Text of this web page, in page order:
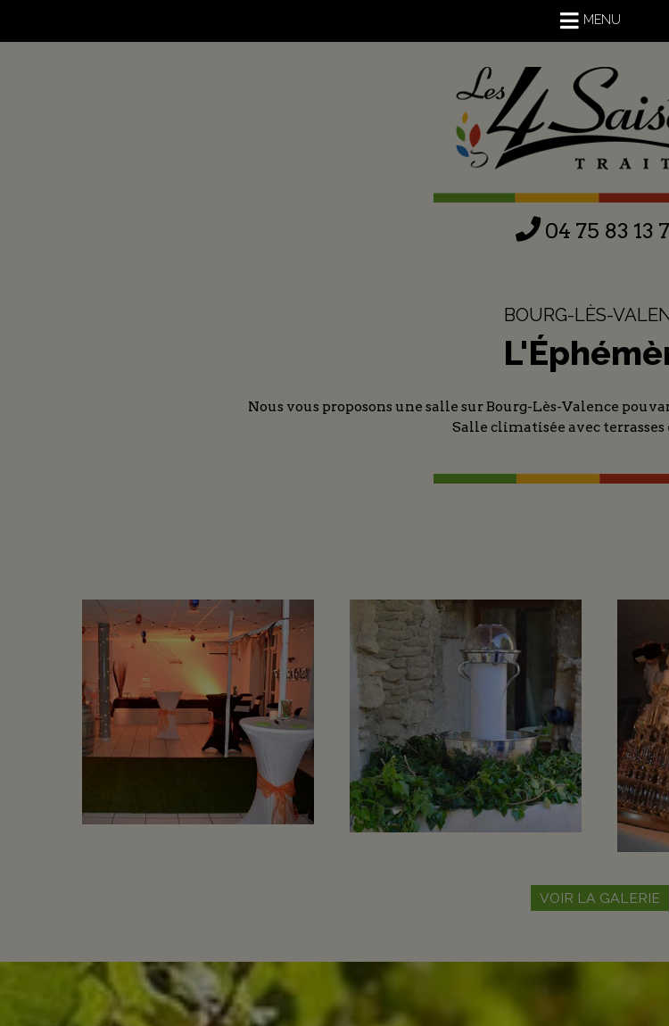
MENU
04 75 83 13
BOURG-LÈS-
Nous vous proposons une salle sur Bourg-Lès-Valence
Salle climatisée avec
VOIR LA GALERIE